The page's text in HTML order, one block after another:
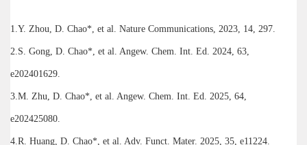
1.Y. Zhou, D. Chao*, et al. Nature Communications, 2023, 14, 297.
2.S. Gong, D. Chao*, et al. Angew. Chem. Int. Ed. 2024, 63,
e202401629.
3.M. Zhu, D. Chao*, et al. Angew. Chem. Int. Ed. 2025, 64,
e202425080.
4.R. Huang, D. Chao*, et al. Adv. Funct. Mater. 2025, 35, e11224.